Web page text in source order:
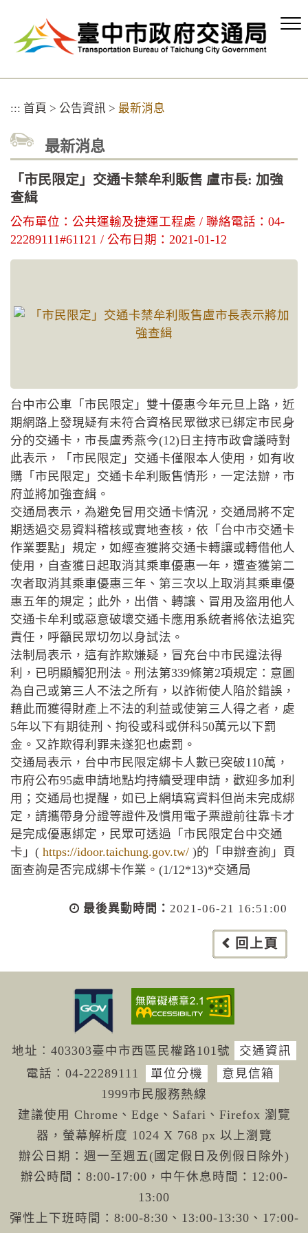
容
::: 首頁 > 公告資訊 > 最新消息
最新消息
「市民限定」交通卡禁牟利販售 盧市長: 加強
查緝
公布單位：公共運輸及捷運工程處 / 聯絡電話：04-
22289111#61121 / 公布日期：2021-01-12
台中市公車「市民限定」雙十優惠今年元旦上路，近
期網路上發現疑有未符合資格民眾徵求已綁定市民身
分的交通卡，市長盧秀燕今(12)日主持市政會議時對
此表示，「市民限定」交通卡僅限本人使用，如有收
購「市民限定」交通卡牟利販售情形，一定法辦，市
府並將加強查緝。
交通局表示，為避免冒用交通卡情況，交通局將不定
期透過交易資料稽核或實地查核，依「台中市交通卡
作業要點」規定，如經查獲將交通卡轉讓或轉借他人
使用，自查獲日起取消其乘車優惠一年，遭查獲第二
次者取消其乘車優惠三年、第三次以上取消其乘車優
惠五年的規定；此外，出借、轉讓、冒用及盜用他人
交通卡牟利或惡意破壞交通卡應用系統者將依法追究
責任，呼籲民眾切勿以身試法。
法制局表示，這有詐欺嫌疑，冒充台中市民違法得
利，已明顯觸犯刑法。刑法第339條第2項規定：意圖
為自己或第三人不法之所有，以詐術使人陷於錯誤，
藉此而獲得財產上不法的利益或使第三人得之者，處
5年以下有期徒刑、拘役或科或併科50萬元以下罰
金。又詐欺得利罪未遂犯也處罰。
交通局表示，台中市民限定綁卡人數已突破110萬，
市府公布95處申請地點均持續受理申請，歡迎多加利
用；交通局也提醒，如已上網填寫資料但尚未完成綁
定，請攜帶身分證等證件及慣用電子票證前往靠卡才
是完成優惠綁定，民眾可透過「市民限定台中交通
卡」( https://idoor.taichung.gov.tw/ )的「申辦查詢」頁
面查詢是否完成綁卡作業。(1/12*13)*交通局
最後異動時間： 2021-06-21 16:51:00
回上頁
地址︰403303臺中市西區民權路101號
交通資訊
電話︰04-22289111 單位分機
意見信箱
1999市民服務熱線
建議使用 Chrome、Edge、Safari、Firefox 瀏覽
器，螢幕解析度 1024 X 768 px 以上瀏覽
辦公日期：週一至週五(國定假日及例假日除外)
辦公時間：8:00-17:00，中午休息時間：12:00-
13:00
彈性上下班時間：8:00-8:30、13:00-13:30、17:00-